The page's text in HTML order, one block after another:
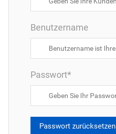
Benutzername
Passwort*
Passwort zurücksetzen